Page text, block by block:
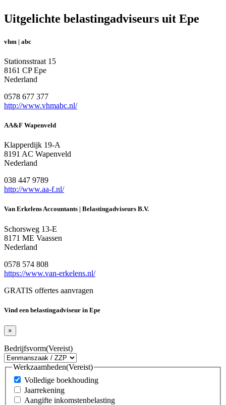
Uitgelichte belastingadviseurs uit Epe
vhm | abc
Stationsstraat 15
8161 CP Epe
Nederland
0578 677 377
http://www.vhmabc.nl/
AA&F Wapenveld
Klapperdijk 19-A
8191 AC Wapenveld
Nederland
038 447 9789
http://www.aa-f.nl/
Van Erkelens Accountants | Belastingadviseurs B.V.
Schorsweg 13-E
8171 ME Vaassen
Nederland
0578 574 808
https://www.van-erkelens.nl/
GRATIS offertes aanvragen
Vind een belastingadviseur in Epe
×
Bedrijfsvorm(Vereist)
Werkzaamheden(Vereist)
Volledige boekhouding
Jaarrekening
Aangifte inkomstenbelasting